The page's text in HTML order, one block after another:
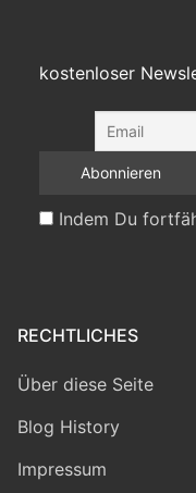
kostenloser
Indem Du
RECHTLICHES
Über diese Seite
Blog History
Impressum